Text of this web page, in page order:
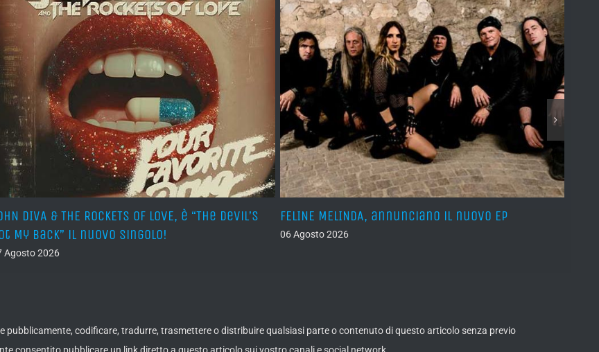
DIVA & THE ROCKETS OF LOVE, è “The Devil’s
My Back” il nuovo singolo!
Agosto 2026
FELINE MELINDA, annunciano il nuovo EP
06 Agosto 2026
pubblicamente, codificare, tradurre, trasmettere o distribuire qualsiasi parte o contenuto di questo articolo senza previo
consentito pubblicare un link diretto a questo articolo sui vostro canali e social network.